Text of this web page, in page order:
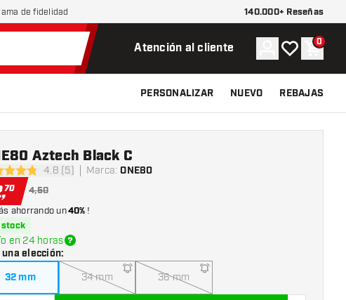
de fidelidad 140.000+ Reseñas
Atención al cliente Cuenta
Mi lista de
0
PERSONALIZAR NUEVO REBAJAS
de puntuación
4.8 (5) Marca: ONE80
Aztech Black C
,70 4,50
ahorrando un40% !
stock
en 24 horas
una elección:
32 mm
34 mm 36 mm